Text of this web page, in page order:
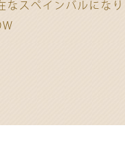
なスペインバルにな